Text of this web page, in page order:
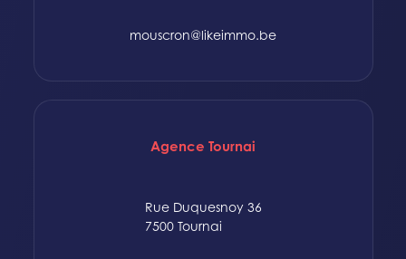
mouscron@likeimmo.be
Agence Tournai
Rue Duquesnoy 36
7500 Tournai